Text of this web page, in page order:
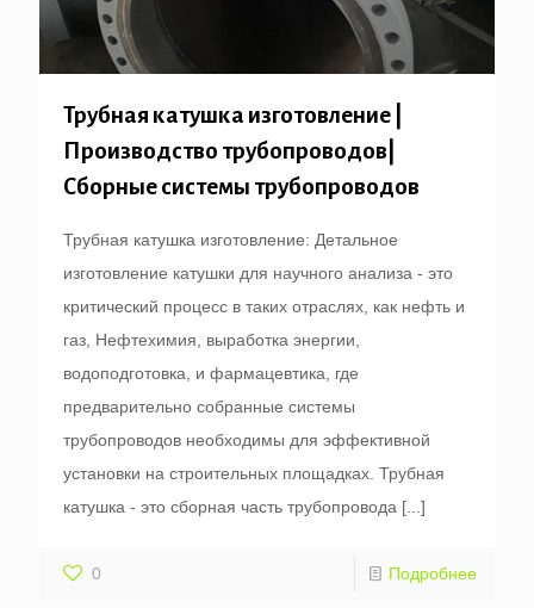
Трубная катушка изготовление |
Производство трубопроводов|
Сборные системы трубопроводов
Трубная катушка изготовление: Детальное
изготовление катушки для научного анализа - это
критический процесс в таких отраслях, как нефть и
газ, Нефтехимия, выработка энергии,
водоподготовка, и фармацевтика, где
предварительно собранные системы
трубопроводов необходимы для эффективной
установки на строительных площадках. Трубная
катушка - это сборная часть трубопровода [...]
0 Подробнее